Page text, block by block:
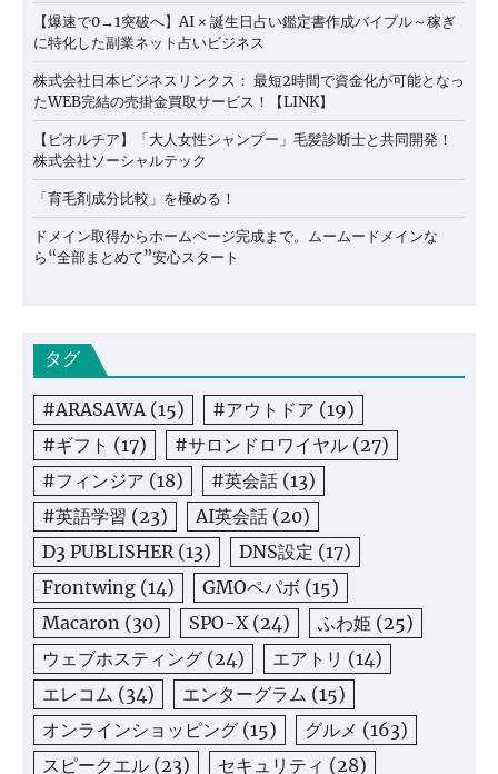
【爆速で0→1突破へ】AI × 誕生日占い鑑定書作成バイブル～稼ぎ
に特化した副業ネット占いビジネス
株式会社日本ビジネスリンクス： 最短2時間で資金化が可能となっ
たWEB完結の売掛金買取サービス！【LINK】
【ビオルチア】「大人女性シャンプー」毛髪診断士と共同開発！
株式会社ソーシャルテック
「育毛剤成分比較」を極める！
ドメイン取得からホームページ完成まで。ムームードメインな
ら“全部まとめて”安心スタート
タグ
#ARASAWA (15) #アウトドア (19)
#ギフト (17) #サロンドロワイヤル (27)
#フィンジア (18) #英会話 (13)
#英語学習 (23) AI英会話 (20)
D3 PUBLISHER (13) DNS設定 (17)
Frontwing (14) GMOペパボ (15)
Macaron (30) SPO-X (24) ふわ姫 (25)
ウェブホスティング (24) エアトリ (14)
エレコム (34) エンターグラム (15)
オンラインショッピング (15) グルメ (163)
スピークエル (23) セキュリティ (28)